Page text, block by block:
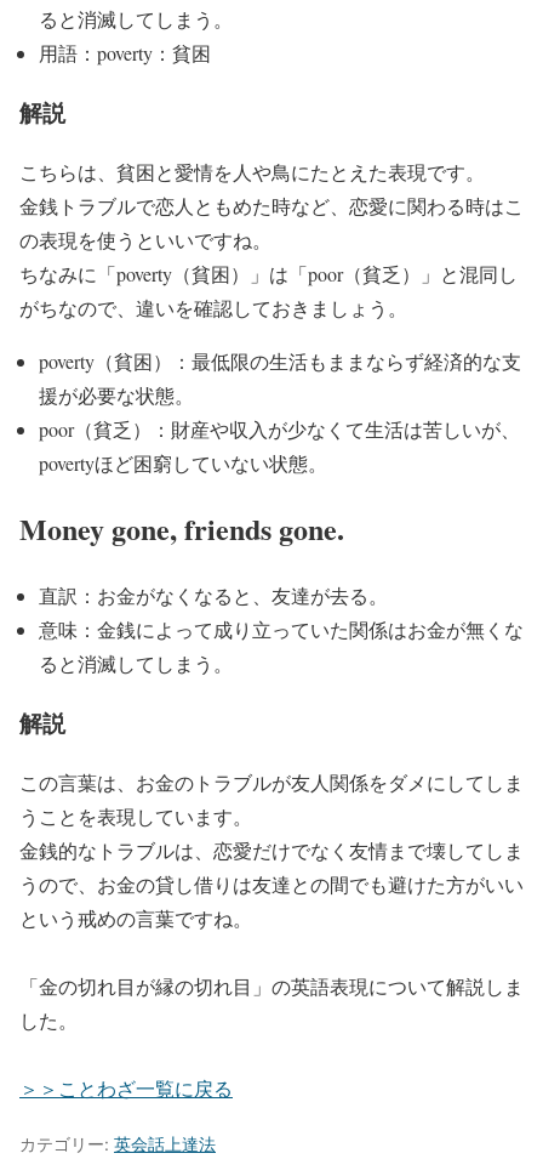
ると消滅してしまう。
用語：poverty：貧困
解説
こちらは、貧困と愛情を人や鳥にたとえた表現です。
金銭トラブルで恋人ともめた時など、恋愛に関わる時はこ
の表現を使うといいですね。
ちなみに「poverty（貧困）」は「poor（貧乏）」と混同し
がちなので、違いを確認しておきましょう。
poverty（貧困）：最低限の生活もままならず経済的な支
援が必要な状態。
poor（貧乏）：財産や収入が少なくて生活は苦しいが、
povertyほど困窮していない状態。
Money gone, friends gone.
直訳：お金がなくなると、友達が去る。
意味：金銭によって成り立っていた関係はお金が無くな
ると消滅してしまう。
解説
この言葉は、お金のトラブルが友人関係をダメにしてしま
うことを表現しています。
金銭的なトラブルは、恋愛だけでなく友情まで壊してしま
うので、お金の貸し借りは友達との間でも避けた方がいい
という戒めの言葉ですね。
「金の切れ目が縁の切れ目」の英語表現について解説しま
した。
＞＞ことわざ一覧に戻る
カテゴリー: 英会話上達法